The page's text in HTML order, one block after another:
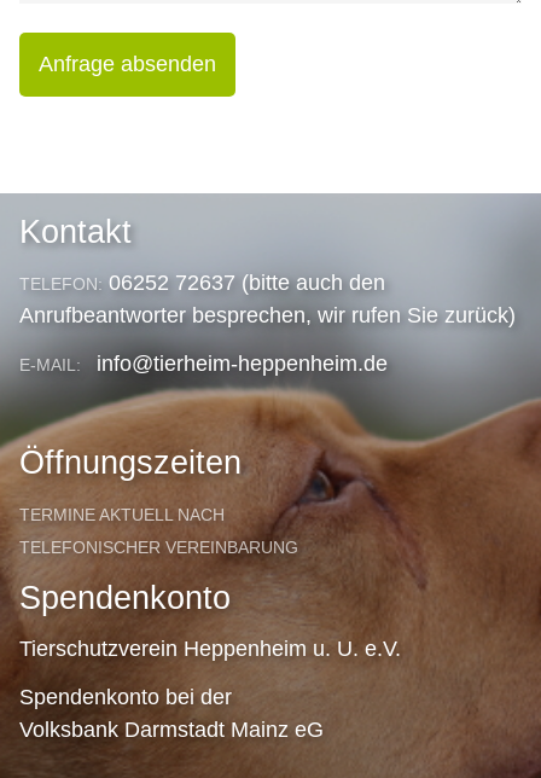
Anfrage absenden
Kontakt
TELEFON: 06252 72637 (bitte auch den
Anrufbeantworter besprechen, wir rufen Sie zurück)
E-MAIL: info@tierheim-heppenheim.de
Öffnungszeiten
TERMINE AKTUELL NACH
TELEFONISCHER VEREINBARUNG
Spendenkonto
Tierschutzverein Heppenheim u. U. e.V.
Spendenkonto bei der
Volksbank Darmstadt Mainz eG